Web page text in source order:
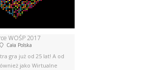
WOŚP 2017
Cała Polska
gra już od 25 lat! A od
jako Wirtualne